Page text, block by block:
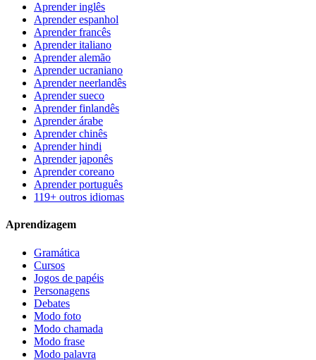
Aprender inglês
Aprender espanhol
Aprender francês
Aprender italiano
Aprender alemão
Aprender ucraniano
Aprender neerlandês
Aprender sueco
Aprender finlandês
Aprender árabe
Aprender chinês
Aprender hindi
Aprender japonês
Aprender coreano
Aprender português
119+ outros idiomas
Aprendizagem
Gramática
Cursos
Jogos de papéis
Personagens
Debates
Modo foto
Modo chamada
Modo frase
Modo palavra